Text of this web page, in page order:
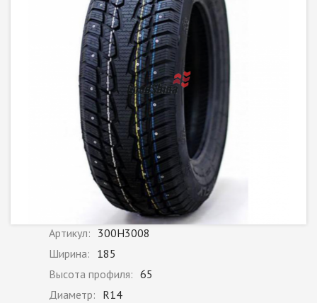
Артикул: 300H3008
Ширина: 185
Высота профиля: 65
Диаметр: R14